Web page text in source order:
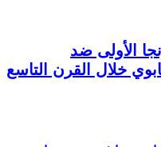
الأولى ضد
خلال القرن التاسع